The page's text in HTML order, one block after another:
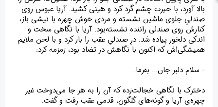
بالا آورد، با حیرت چشم گرد کرد و هینی کشید. آریا عبوس روی
صندلیِ جلوی ماشین نشسته و مردی خوش چهره با نیشی باز،
کنارش روی صندلی راننده نشسته‌بود. آریا با نگاهی سخت و
اندکی دلخور پیاده شد. درِ صندلیِ عقب را باز کرد و با لحن ملایم
همیشگی‌اش که اکنون با نگاهش در تضاد بود، زمزمه کرد:
- سلام دلبر جان... بفرما.
دخترک با نگاهی خجالت‌زده که آن را به هر جا می‌دوخت غیر
چهره‌ی آریا و گونه‌های گلگون، قدمی عقب رفت و گفت: